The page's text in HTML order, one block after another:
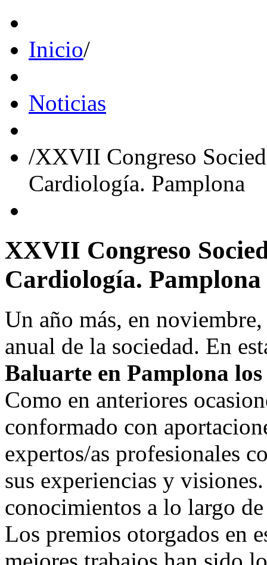
Inicio/
Noticias
/XXVII Congreso
Cardiología. Pamplona
XXVII Congreso
Cardiología. Pamplona
Un año más, en
anual de la sociedad. En
Baluarte en Pamplona
Como en anteriores
conformado con
expertos/as profesionales
sus experiencias y
conocimientos a lo largo
Los premios otorgados en